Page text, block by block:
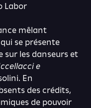
Labor
mêlant
se présente
sur les danseurs et
e
En
des crédits,
de pouvoir